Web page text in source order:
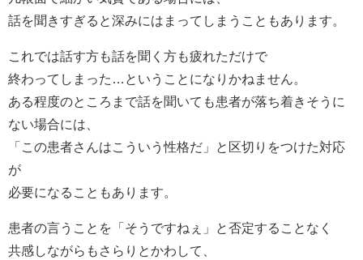
話を聞きすぎると深みにはまってしまうこともあります。
これでは話す方も話を聞く方も疲れただけで
終わってしまった…ということになりかねません。
ある程度のところまで話を聞いても患者が落ち着きそうに
ない場合には、
「この患者さんはこういう性格だ」と区切りをつけた対応
が
必要になることもあります。
患者の言うことを「そうですねぇ」と否定することなく
共感しながらもさらりとかわして、